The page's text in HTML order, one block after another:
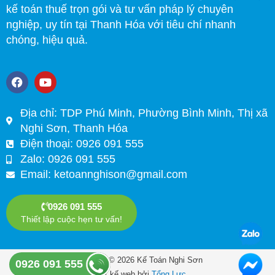
kế toán thuế trọn gói và tư vấn pháp lý chuyên
nghiệp, uy tín tại Thanh Hóa với tiêu chí nhanh
chóng, hiệu quả.
F
a
e
b
o
o
k
Y
o
t
u
b
e
Địa chỉ: TDP Phú Minh, Phường Bình Minh, Thị xã
Nghi Sơn, Thanh Hóa
Điện thoại: 0926 091 555
Zalo: 0926 091 555
Email: ketoannghison@gmail.com
0926 091 555
Thiết lập cuộc hẹn tư vấn!
Copyright © 2026 Kế Toán Nghi Sơn
0926 091 555